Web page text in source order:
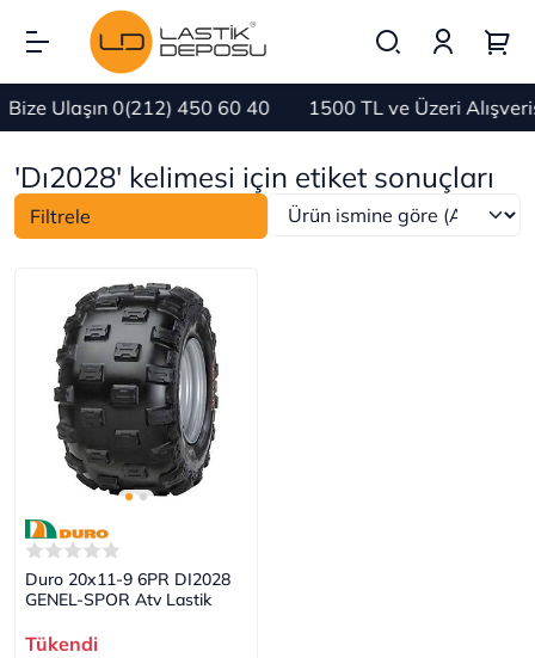
Ulaşın 0(212) 450 60 40 1500 TL ve Üzeri
'Dı2028' kelimesi için etiket sonuçları
Filtrele
Duro 20x11-9 6PR DI2028
GENEL-SPOR Atv Lastik
Tükendi